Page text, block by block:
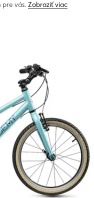
pre vás. Zobraziť viac